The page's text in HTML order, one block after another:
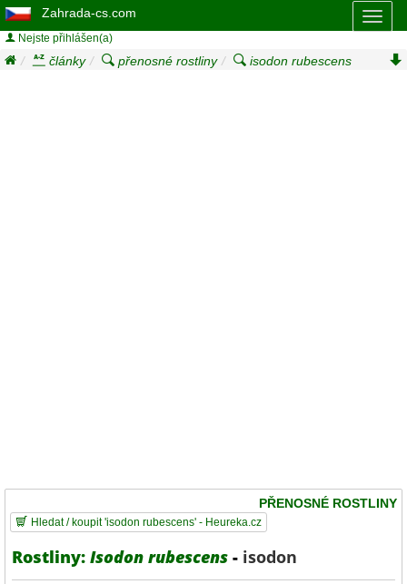
Zahrada-cs.com
Nejste přihlášen(a)
články přenosné rostliny
isodon rubescens
PŘENOSNÉ ROSTLINY
Hledat / koupit 'isodon rubescens' - Heureka.cz
Rostliny: Isodon rubescens - isodon